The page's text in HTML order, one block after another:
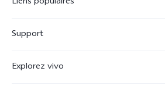
V23 5G
Support
Explorez vivo